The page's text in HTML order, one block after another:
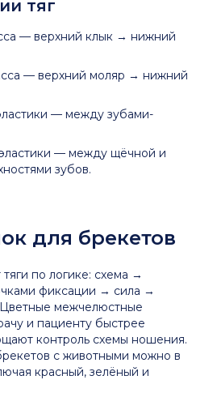
тяг
— верхний клык → нижний
— верхний моляр → нижний
— между зубами-
— между щёчной и
зубов.
для брекетов
по логике: схема →
фиксации → сила →
Цветные межчелюстные
и пациенту быстрее
контроль схемы ношения.
с животными можно в
красный, зелёный и